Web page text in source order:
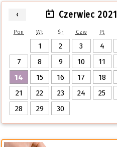
‹ Czerwiec 2021
Pon Wt Śr Czw Pt
1 2 3 4
7
8 9 10 11
14
15 16 17 18
21
22 23 24 25
28
29 30